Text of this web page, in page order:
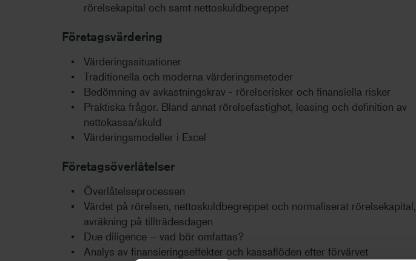
rörelsekapital och samt nettoskuldbegreppet
Företagsvärdering
Värderingssituationer
Traditionella och moderna värderingsmetoder
Bedömning av avkastningskrav - rörelserisker och finansiella risker
Praktiska frågor. Bland annat rörelsefastighet, leasing och definition av
nettokassa/skuld
Värderingsmodeller i Excel
Företagsöverlåtelser
Överlåtelseprocessen
Värdet på rörelsen, nettoskuldbegreppet och normaliserat rörelsekapital,
avräkning på tillträdesdagen
Due diligence – vad bör omfattas?
Analys av finansieringseffekter och kassaflöden efter förvärvet